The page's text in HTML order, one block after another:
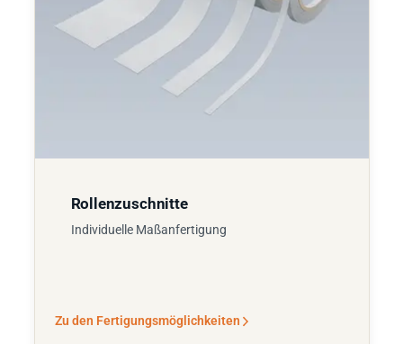
Rollenzuschnitte
Individuelle Maßanfertigung
Zu den Fertigungsmöglichkeiten